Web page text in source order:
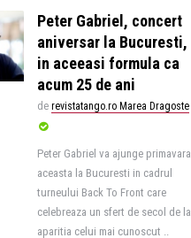
Peter Gabriel, concert
aniversar la Bucuresti,
in aceeasi formula ca
acum 25 de ani
de revistatango.ro Marea Dragoste
Peter Gabriel va ajunge primavara
aceasta la Bucuresti in cadrul
turneului Back To Front care
celebreaza un sfert de secol de la
aparitia celui mai cunoscut ..